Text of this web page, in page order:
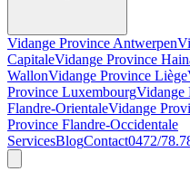
Vidange Province Antwerpen
CapitaleVidange Province
WallonVidange Province Liège
Province LuxembourgVidange
Flandre-OrientaleVidange
Province Flandre-Occidentale
ServicesBlogContact0472/